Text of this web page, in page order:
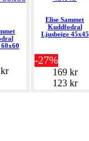
Elise Sammet
Kuddfodral
Ljusbeige 45x45
-27%
169 kr
123 kr